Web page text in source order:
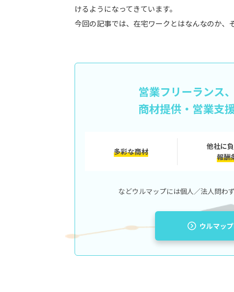
単価が安く、収入を安定させることが難
アンケートモニター（仕事内容・報酬）
シール貼り（仕事内容・報酬）
データ入力・テキスト入力（仕事内容・
プログラミング（仕事内容・報酬）
音声おこし（仕事内容・報酬）
けるようになってきています。
今回の記事では、在宅ワークとはなんなのか、
営業フリーランス
商材提供・営業支
多彩な商材
他社に
報酬
などウルマップには個人／法人問わ
ウルマッ